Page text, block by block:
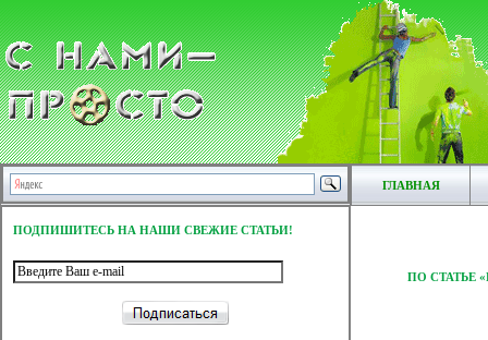
ГЛАВНАЯ
ПОДПИШИТЕСЬ НА НАШИ СВЕЖИЕ СТАТЬИ!
ПО СТАТЬЕ